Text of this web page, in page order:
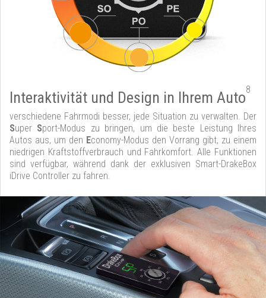
Interaktivität und Design in Ihrem Auto8
verschiedene Fahrmodi besser, jede Situation zu verwalten. Der
Super Sport-Modus zu bringen, um die beste Leistung Ihres
Autos aus, um den Economy-Modus den Vorrang gibt, zu einem
niedrigen Kraftstoffverbrauch und Fahrkomfort. Alle Funktionen
sind verfügbar, während dank der exklusiven Smart-DrakeBox
iDrive Controller zu fahren.